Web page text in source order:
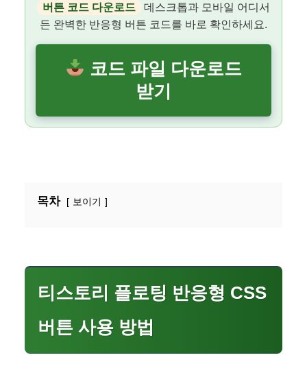
버튼 코드 다운로드
데스크톱과 모바일 어디서
든 완벽한 반응형 버튼 코드를 바로 확인하세요.
코드 파일 다운로드
받기
목차 보이기
티스토리 플로팅 반응형 CSS
버튼 사용 방법